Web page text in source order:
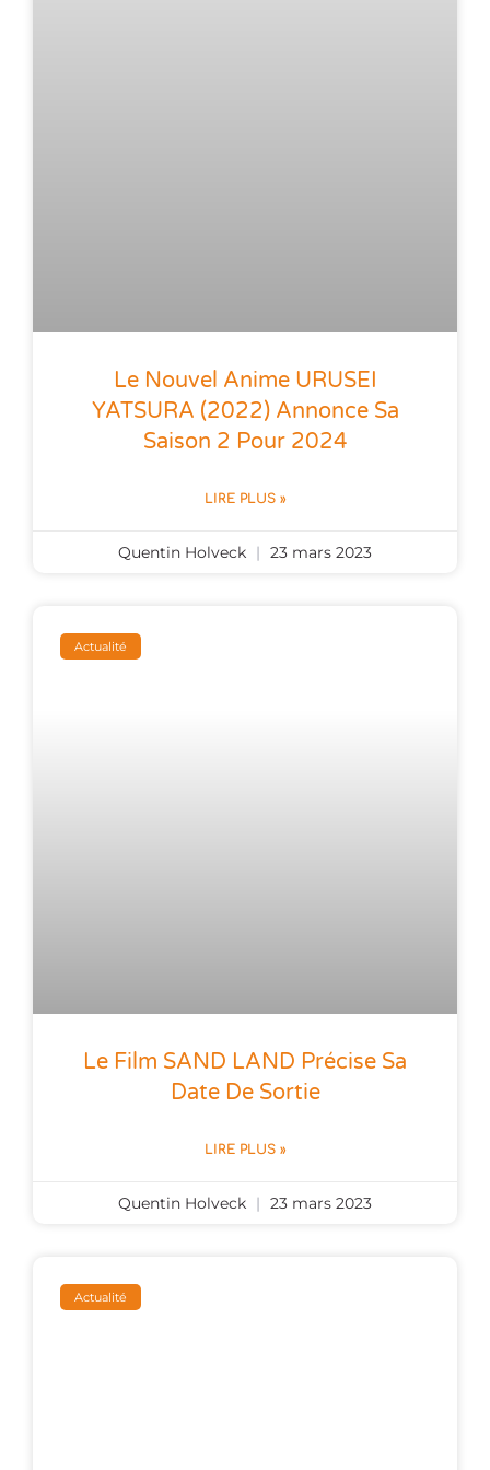
Le Nouvel Anime URUSEI
YATSURA (2022) Annonce Sa
Saison 2 Pour 2024
LIRE PLUS »
Quentin Holveck 23 mars 2023
Actualité
Le Film SAND LAND Précise Sa
Date De Sortie
LIRE PLUS »
Quentin Holveck 23 mars 2023
Actualité